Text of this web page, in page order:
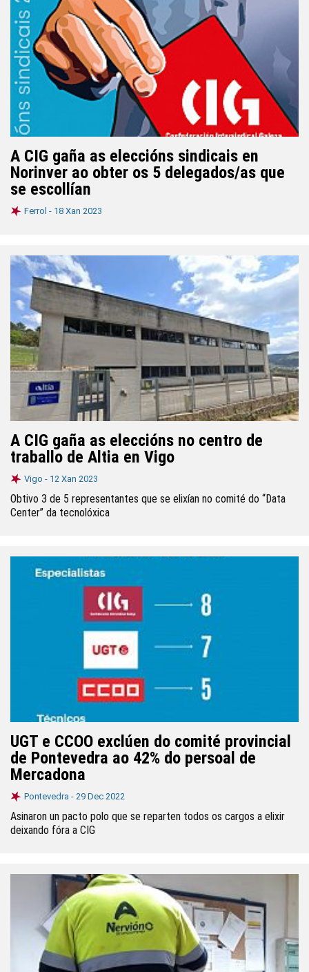
A CIG gaña as eleccións sindicais en
Norinver ao obter os 5 delegados/as que
se escollían
Ferrol - 18 Xan 2023
A CIG gaña as eleccións no centro de
traballo de Altia en Vigo
Vigo - 12 Xan 2023
Obtivo 3 de 5 representantes que se elixían no comité do “Data
Center” da tecnolóxica
UGT e CCOO exclúen do comité provincial
de Pontevedra ao 42% do persoal de
Mercadona
Pontevedra - 29 Dec 2022
Asinaron un pacto polo que se reparten todos os cargos a elixir
deixando fóra a CIG